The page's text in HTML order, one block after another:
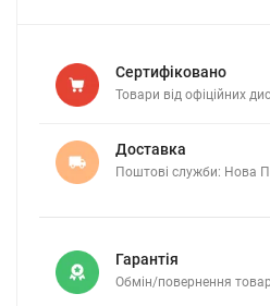
Сертифіковано
Товари від офіційних
Доставка
Поштові служби: Нова
Гарантія
Обмін/повернення